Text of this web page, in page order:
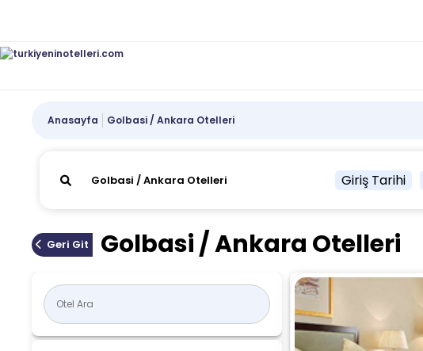
Anasayfa Golbasi / Ankara Otelleri
Giriş Tarihi
Geri Git Golbasi / Ankara Otelleri